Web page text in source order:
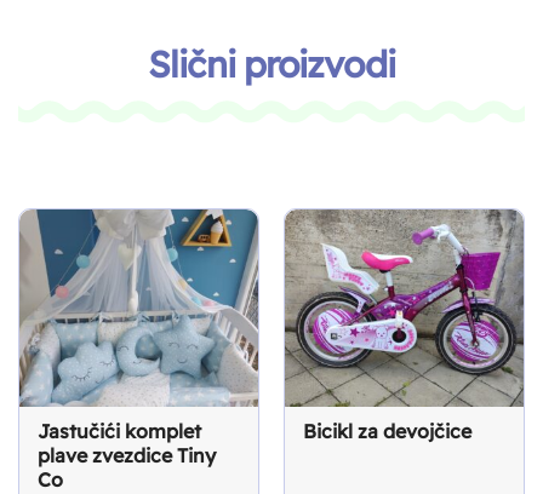
Slični proizvodi
Jastučići komplet
plave zvezdice Tiny
Co
Bicikl za devojčice